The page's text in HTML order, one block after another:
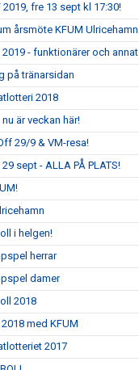
2019, fre 13 sept kl 17:30!
årsmöte KFUM Ulricehamn
- funktionärer och annat
på tränarsidan
2018
är veckan här!
29/9 & VM-resa!
sept - ALLA PÅ PLATS!
i helgen!
herrar
damer
2018
med KFUM
2017